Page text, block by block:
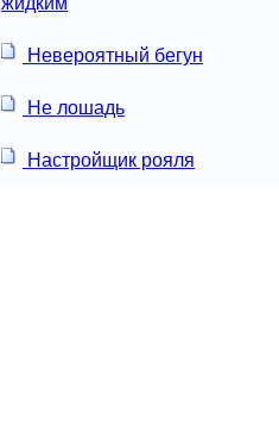
Невероятный бегун
Не лошадь
Настройщик рояля